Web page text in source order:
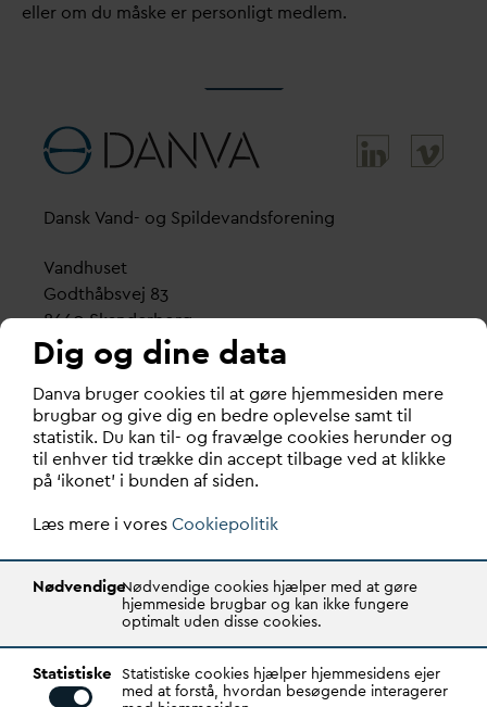
eller om du måske er personligt medlem.
Dansk Vand- og Spildevandsforening
Vandhuset
Godthåbsvej 83
8660 Skanderborg
København
Vester Farimagsgade 1, 5. sal.
1606 København V
Tlf.: 70 21 00 55
CVR: 29031215
Transparency Register: REG 0105047100027-26
A er den samlende kraft ivandsektoren.
Gennem stærke alliancer og klare budskaber taler
D ANVA
andets sag, som vigtig ressource for den
Dig og dine data
Danva bruger cookies til at gøre hjemmesiden mere
brugbar og give dig en bedre oplevelse samt til
statistik. Du kan til- og fravælge cookies herunder og
til enhver tid trække din accept tilbage ved at klikke
på ‘ikonet’ i bunden af siden.
Læs mere i voresCookiepolitik
NødvendigeNødvendige cookies hjælper med at gøre
hjemmeside brugbar og kan ikke fungere
optimalt uden disse cookies.
Statistiske Statistiske cookies hjælper hjemmesidens ejer
med at forstå, hvordan besøgende interagerer